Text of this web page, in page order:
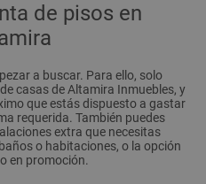
de pisos en
a buscar. Para ello, solo
casas de Altamira Inmuebles, y
que estás dispuesto a gastar
requerida. También puedes
extra que necesitas
o habitaciones, o la opción
en promoción.